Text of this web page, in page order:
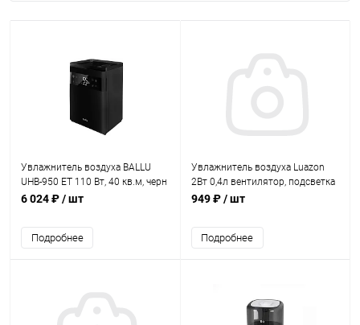
Увлажнитель воздуха BALLU
UHB-950 ET 110 Вт, 40 кв.м, черн
6 024 ₽/ шт
Подробнее
Увлажнитель воздуха Luazon
2Вт 0,4л вентилятор, подсветка
949 ₽/ шт
Подробнее